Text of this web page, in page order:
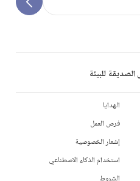
الصديقة للبيئة
الهدايا
فرص العمل
إشعار الخصوصية
استخدام الذكاء الاصطناعي
الشروط